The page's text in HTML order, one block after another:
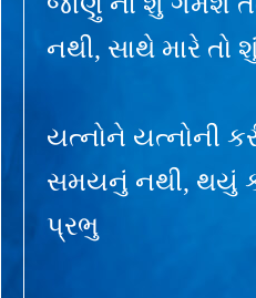
નથી, સાથે મારે તો
યત્નોને યત્નોની
સમયનું નથી, થયું
પ્રભુ